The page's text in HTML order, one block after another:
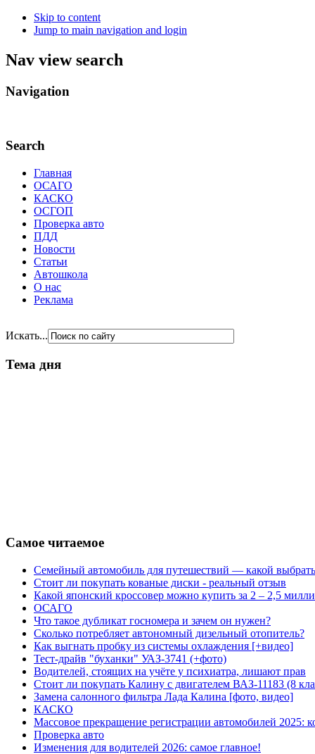
Skip to content
Jump to main navigation and login
Nav view search
Navigation
Search
Главная
ОСАГО
КАСКО
ОСГОП
Проверка авто
ПДД
Новости
Статьи
Автошкола
О нас
Реклама
Искать...
Тема дня
Самое читаемое
Семейный автомобиль для путешествий — какой
Стоит ли покупать кованые диски - реальный отзыв
Какой японский кроссовер можно купить за 2 – 2,5
ОСАГО
Что такое дубликат госномера и зачем он нужен?
Сколько потребляет автономный дизельный отопитель?
Как выгнать пробку из системы охлаждения [+видео]
Тест-драйв "буханки" УАЗ-3741 (+фото)
Водителей, стоящих на учёте у психиатра, лишают прав
Стоит ли покупать Калину с двигателем ВАЗ-11183 (8
Замена салонного фильтра Лада Калина [фото, видео]
КАСКО
Массовое прекращение регистрации автомобилей 2025:
Проверка авто
Изменения для водителей 2026: самое главное!